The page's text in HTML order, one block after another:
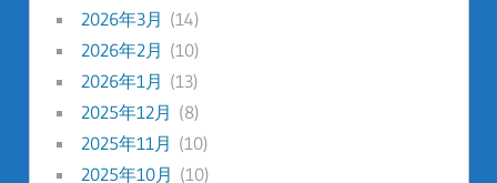
2026年3月 (14)
2026年2月 (10)
2026年1月 (13)
2025年12月 (8)
2025年11月 (10)
2025年10月 (10)